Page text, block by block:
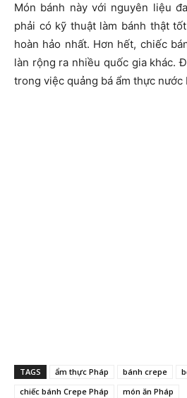
Món bánh này với nguyên liệu
phải có kỹ thuật làm bánh thật
hoàn hảo nhất. Hơn hết, chiếc
làn rộng ra nhiều quốc gia khác.
trong việc quảng bá ẩm thực nước
TAGS ẩm thực Pháp bánh crepe
chiếc bánh Crepe Pháp
món ăn Pháp